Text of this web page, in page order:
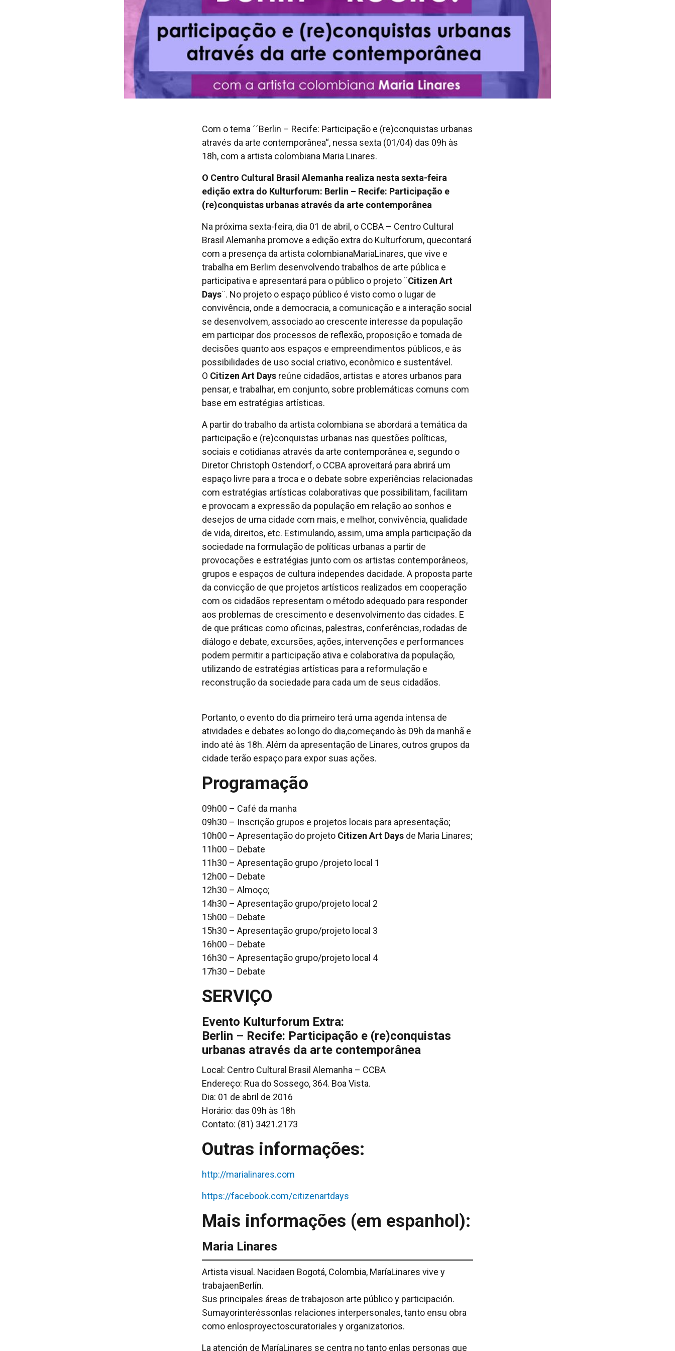
Com o tema ´´Berlin – Recife: Participação e (re)conquistas urbanas
através da arte contemporânea“, nessa sexta (01/04) das 09h às
18h, com a artista colombiana Maria Linares.
O Centro Cultural Brasil Alemanha realiza nesta sexta-feira
edição extra do Kulturforum: Berlin – Recife: Participação e
(re)conquistas urbanas através da arte contemporânea
Na próxima sexta-feira, dia 01 de abril, o CCBA – Centro Cultural
Brasil Alemanha promove a edição extra do Kulturforum, quecontará
com a presença da artista colombianaMariaLinares, que vive e
trabalha em Berlim desenvolvendo trabalhos de arte pública e
participativa e apresentará para o público o projeto ¨Citizen Art
Days¨. No projeto o espaço público é visto como o lugar de
convivência, onde a democracia, a comunicação e a interação social
se desenvolvem, associado ao crescente interesse da população
em participar dos processos de reflexão, proposição e tomada de
decisões quanto aos espaços e empreendimentos públicos, e às
possibilidades de uso social criativo, econômico e sustentável.
O Citizen Art Days reúne cidadãos, artistas e atores urbanos para
pensar, e trabalhar, em conjunto, sobre problemáticas comuns com
base em estratégias artísticas.
A partir do trabalho da artista colombiana se abordará a temática da
participação e (re)conquistas urbanas nas questões políticas,
sociais e cotidianas através da arte contemporânea e, segundo o
Diretor Christoph Ostendorf, o CCBA aproveitará para abrirá um
espaço livre para a troca e o debate sobre experiências relacionadas
com estratégias artísticas colaborativas que possibilitam, facilitam
e provocam a expressão da população em relação ao sonhos e
desejos de uma cidade com mais, e melhor, convivência, qualidade
de vida, direitos, etc. Estimulando, assim, uma ampla participação da
sociedade na formulação de políticas urbanas a partir de
provocações e estratégias junto com os artistas contemporâneos,
grupos e espaços de cultura independes dacidade. A proposta parte
da convicção de que projetos artísticos realizados em cooperação
com os cidadãos representam o método adequado para responder
aos problemas de crescimento e desenvolvimento das cidades. E
de que práticas como oficinas, palestras, conferências, rodadas de
diálogo e debate, excursões, ações, intervenções e performances
podem permitir a participação ativa e colaborativa da população,
utilizando de estratégias artísticas para a reformulação e
reconstrução da sociedade para cada um de seus cidadãos.
Portanto, o evento do dia primeiro terá uma agenda intensa de
atividades e debates ao longo do dia,começando às 09h da manhã e
indo até às 18h. Além da apresentação de Linares, outros grupos da
cidade terão espaço para expor suas ações.
Programação
09h00 – Café da manha
09h30 – Inscrição grupos e projetos locais para apresentação;
10h00 – Apresentação do projeto Citizen Art Days de Maria Linares;
11h00 – Debate
11h30 – Apresentação grupo /projeto local 1
12h00 – Debate
12h30 – Almoço;
14h30 – Apresentação grupo/projeto local 2
15h00 – Debate
15h30 – Apresentação grupo/projeto local 3
16h00 – Debate
16h30 – Apresentação grupo/projeto local 4
17h30 – Debate
SERVIÇO
Evento Kulturforum Extra:
Berlin – Recife: Participação e (re)conquistas
urbanas através da arte contemporânea
Local: Centro Cultural Brasil Alemanha – CCBA
Endereço: Rua do Sossego, 364. Boa Vista.
Dia: 01 de abril de 2016
Horário: das 09h às 18h
Contato: (81) 3421.2173
Outras informações:
http://marialinares.com
https://facebook.com/citizenartdays
Mais informações (em espanhol):
Maria Linares
Artista visual. Nacidaen Bogotá, Colombia, MaríaLinares vive y
trabajaenBerlín.
Sus principales áreas de trabajoson arte público y participación.
Sumayorinteréssonlas relaciones interpersonales, tanto ensu obra
como enlosproyectoscuratoriales y organizatorios.
La atención de MaríaLinares se centra no tanto enlas personas que